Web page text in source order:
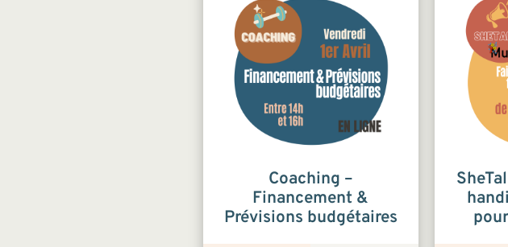
Coaching –
Financement &
Prévisions budgétaires